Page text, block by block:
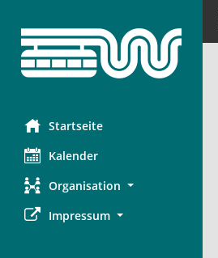
Startseite
Kalender
Organisation
Impressum